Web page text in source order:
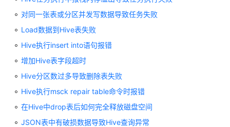
使
用
使
用
使
用
对同一张表或分区并发写数据导致任务失败
Load数据到Hive表失败
Hive执行insert into语句报错
增加Hive表字段超时
Hive分区数过多导致删除表失败
Hive执行msck repair table命令时报错
在Hive中drop表后如何完全释放磁盘空间
JSON表中有破损数据导致Hive查询异常